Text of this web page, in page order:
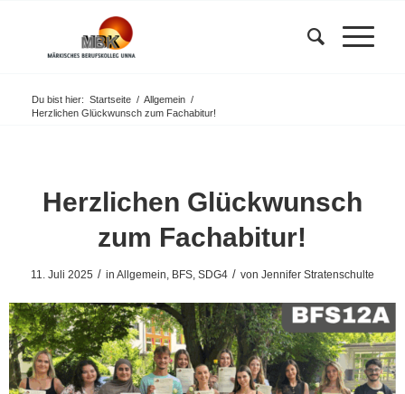
Du bist hier: Startseite / Allgemein /
Herzlichen Glückwunsch zum Fachabitur!
Herzlichen Glückwunsch
zum Fachabitur!
11. Juli 2025 / in Allgemein, BFS, SDG4 / von Jennifer Stratenschulte